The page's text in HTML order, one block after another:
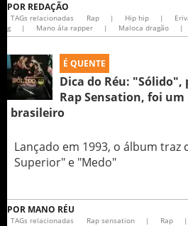
POR REDAÇÃO
TAGs relacionadas Rap | Hip hip |
g
| Mano ála rapper | Maloca dragão |
É QUENTE
Dica do Réu:
Rap Sensation, foi
brasileiro
Lançado em 1993, o álbum traz
Superior" e "Medo"
POR MANO RÉU
TAGs relacionadas Rap sensation | Rap |